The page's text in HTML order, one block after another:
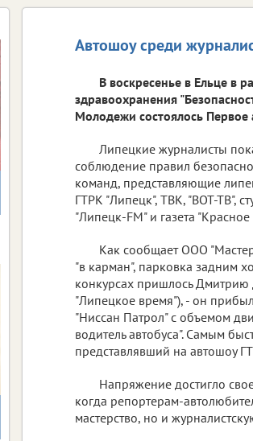
Автошоу среди
В воскресенье в Ельце в
здравоохранения
Молодежи состоялось
Липецкие журналисты
соблюдение правил
команд, представляющие
ГТРК "Липецк", ТВК, "ВОТ-ТВ",
"Липецк-FM" и газета "Красное
Как сообщает ООО
"в карман", парковка задним
конкурсах пришлось Дмитрию
"Липецкое время"), - он
"Ниссан Патрол" с объемом
водитель автобуса". Самым
представлявший на автошоу
Напряжение достигло
когда репортерам-
мастерство, но и